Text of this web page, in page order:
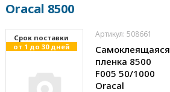
Oracal 8500
Cрок поставки
от 1 до 30 дней
Артикул: 508661
Самоклеящаяся
пленка 8500
F005 50/1000
Oracal